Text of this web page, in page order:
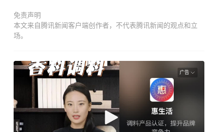
免责声明
本文来自腾讯新闻客户端创作者，不代表腾讯新闻的观点和立
场。
广告